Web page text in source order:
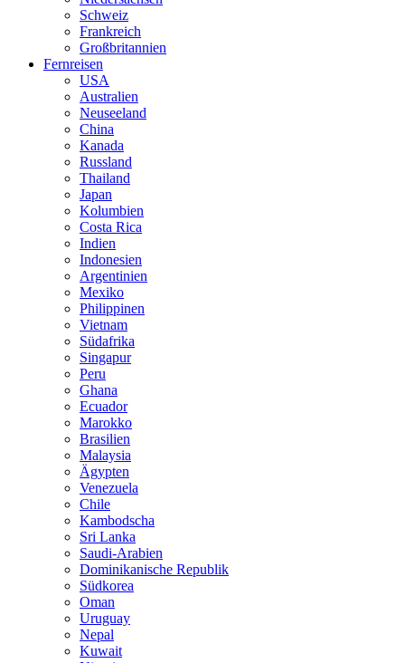
Schweiz
Frankreich
Großbritannien
Fernreisen
USA
Australien
Neuseeland
China
Kanada
Russland
Thailand
Japan
Kolumbien
Costa Rica
Indien
Indonesien
Argentinien
Mexiko
Philippinen
Vietnam
Südafrika
Singapur
Peru
Ghana
Ecuador
Marokko
Brasilien
Malaysia
Ägypten
Venezuela
Chile
Kambodscha
Sri Lanka
Saudi-Arabien
Dominikanische Republik
Südkorea
Oman
Uruguay
Nepal
Kuwait